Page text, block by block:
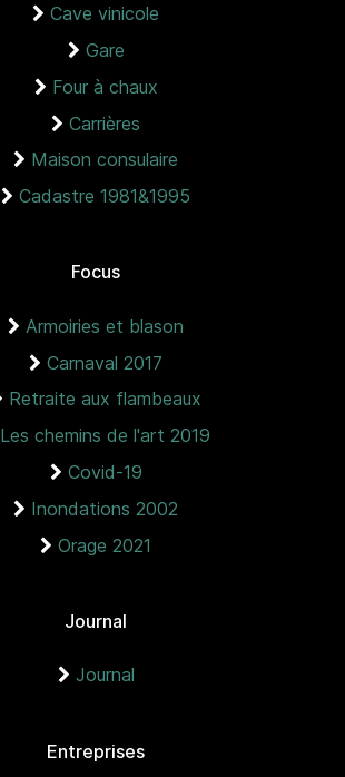
Cave vinicole
Gare
Four à chaux
Carrières
Maison consulaire
Cadastre 1981&1995
Focus
Armoiries et blason
Carnaval 2017
Retraite aux flambeaux
Les chemins de l'art 2019
Covid-19
Inondations 2002
Orage 2021
Journal
Journal
Entreprises